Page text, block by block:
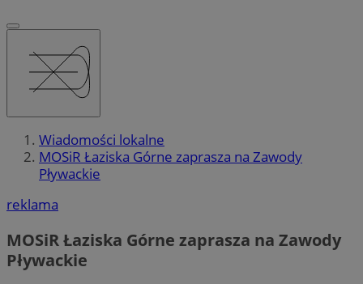
Wiadomości lokalne
MOSiR Łaziska Górne zaprasza na Zawody
Pływackie
reklama
MOSiR Łaziska Górne zaprasza na Zawody
Pływackie